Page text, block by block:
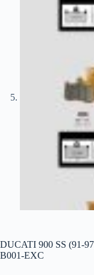
DUCATI 900 SS (91-
B001-EXC